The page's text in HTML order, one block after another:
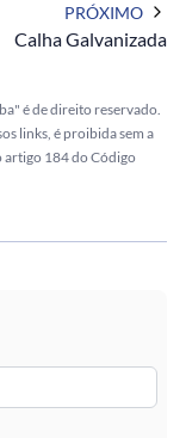
PRÓXIMO
Calha Galvanizada
é de direito reservado.
links, é proibida sem a
artigo 184 do Código